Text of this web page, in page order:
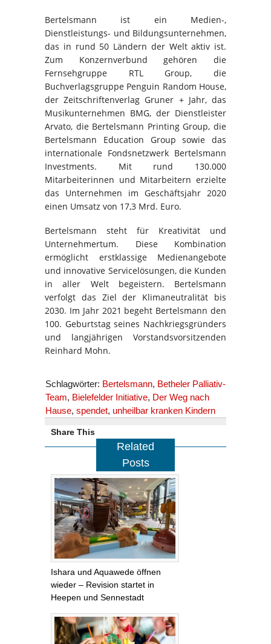
Bertelsmann ist ein Medien-,
Dienstleistungs- und Bildungsunternehmen,
das in rund 50 Ländern der Welt aktiv ist.
Zum Konzernverbund gehören die
Fernsehgruppe RTL Group, die
Buchverlagsgruppe Penguin Random House,
der Zeitschriftenverlag Gruner + Jahr, das
Musikunternehmen BMG, der Dienstleister
Arvato, die Bertelsmann Printing Group, die
Bertelsmann Education Group sowie das
internationale Fondsnetzwerk Bertelsmann
Investments. Mit rund 130.000
Mitarbeiterinnen und Mitarbeitern erzielte
das Unternehmen im Geschäftsjahr 2020
einen Umsatz von 17,3 Mrd. Euro.
Bertelsmann steht für Kreativität und
Unternehmertum. Diese Kombination
ermöglicht erstklassige Medienangebote
und innovative Servicelösungen, die Kunden
in aller Welt begeistern. Bertelsmann
verfolgt das Ziel der Klimaneutralität bis
2030. Im Jahr 2021 begeht Bertelsmann den
100. Geburtstag seines Nachkriegsgründers
und langjährigen Vorstandsvorsitzenden
Reinhard Mohn.
Schlagwörter: Bertelsmann, Betheler Palliativ-
Team, Bielefelder Initiative, Der Weg nach
Hause, spendet, unheilbar kranken Kindern
Share This
Related
Posts
Ishara und Aquawede öffnen
wieder – Revision startet in
Heepen und Sennestadt